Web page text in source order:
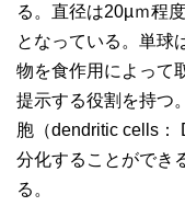
る。直径は20µｍ程
となっている。単球
物を食作用によって
提示する役割を持つ
胞（dendritic cells：
分化することができ
る。